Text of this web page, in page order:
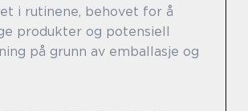
i rutinene, behovet for å
produkter og potensiell
på grunn av emballasje og